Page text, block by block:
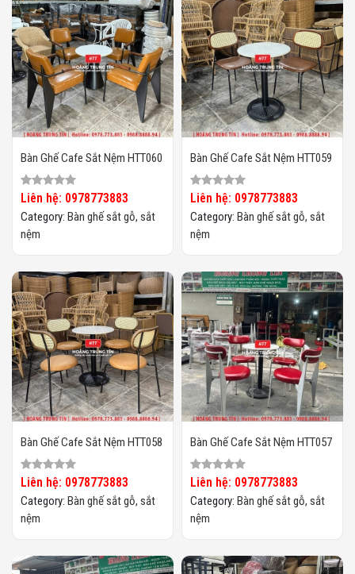
Bàn Ghế Cafe Sắt Nệm HTT060
Liên hệ: 0978773883
Category: Bàn ghế sắt gỗ, sắt
nệm
Bàn Ghế Cafe Sắt Nệm HTT059
Liên hệ: 0978773883
Category: Bàn ghế sắt gỗ, sắt
nệm
Bàn Ghế Cafe Sắt Nệm HTT058
Liên hệ: 0978773883
Category: Bàn ghế sắt gỗ, sắt
nệm
Bàn Ghế Cafe Sắt Nệm HTT057
Liên hệ: 0978773883
Category: Bàn ghế sắt gỗ, sắt
nệm